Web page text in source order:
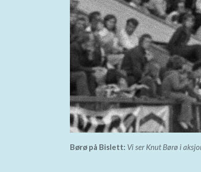
Børø på Bislett: Vi ser Knut Børø i